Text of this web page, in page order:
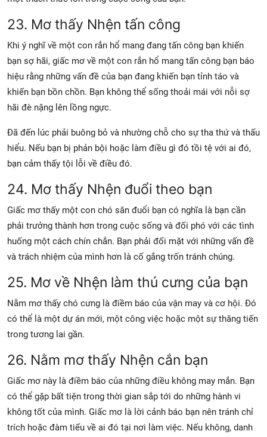
23. Mơ thấy Nhện tấn công
Khi ý nghĩ về một con rắn hổ mang đang tấn công bạn khiến
bạn sợ hãi, giấc mơ về một con rắn hổ mang tấn công bạn báo
hiệu rằng những vấn đề của bạn đang khiến bạn tỉnh táo và
khiến bạn bồn chồn. Bạn không thể sống thoải mái với nỗi sợ
hãi đè nặng lên lồng ngực.
Đã đến lúc phải buông bỏ và nhường chỗ cho sự tha thứ và thấu
hiểu. Nếu bạn bị phản bội hoặc làm điều gì đó tồi tệ với ai đó,
bạn cảm thấy tội lỗi về điều đó.
24. Mơ thấy Nhện đuổi theo bạn
Giấc mơ thấy một con chó săn đuổi bạn có nghĩa là bạn cần
phải trưởng thành hơn trong cuộc sống và đối phó với các tình
huống một cách chín chắn. Bạn phải đối mặt với những vấn đề
và trách nhiệm của mình hơn là cố gắng trốn tránh chúng.
25. Mơ về Nhện làm thú cưng của bạn
Nằm mơ thấy chó cưng là điềm báo của vận may và cơ hội. Đó
có thể là một dự án mới, một công việc hoặc một sự thăng tiến
trong tương lai gần.
26. Nằm mơ thấy Nhện cắn bạn
Giấc mơ này là điềm báo của những điều không may mắn. Bạn
có thể gặp bất tiện trong thời gian sắp tới do những hành vi
không tốt của mình. Giấc mơ là lời cảnh báo bạn nên tránh chỉ
trích hoặc đàm tiếu về ai đó tại nơi làm việc. Nếu không, danh